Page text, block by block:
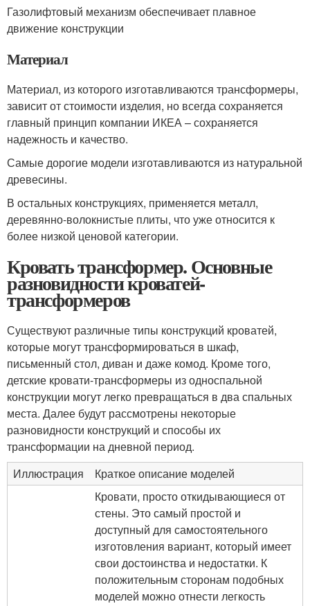
Газолифтовый механизм обеспечивает плавное
движение конструкции
Материал
Материал, из которого изготавливаются трансформеры,
зависит от стоимости изделия, но всегда сохраняется
главный принцип компании ИКЕА – сохраняется
надежность и качество.
Самые дорогие модели изготавливаются из натуральной
древесины.
В остальных конструкциях, применяется металл,
деревянно-волокнистые плиты, что уже относится к
более низкой ценовой категории.
Кровать трансформер. Основные
разновидности кроватей-
трансформеров
Существуют различные типы конструкций кроватей,
которые могут трансформироваться в шкаф,
письменный стол, диван и даже комод. Кроме того,
детские кровати-трансформеры из односпальной
конструкции могут легко превращаться в два спальных
места. Далее будут рассмотрены некоторые
разновидности конструкций и способы их
трансформации на дневной период.
Иллюстрация
Краткое описание моделей
Кровати, просто откидывающиеся от
стены. Это самый простой и
доступный для самостоятельного
изготовления вариант, который имеет
свои достоинства и недостатки. К
положительным сторонам подобных
моделей можно отнести легкость